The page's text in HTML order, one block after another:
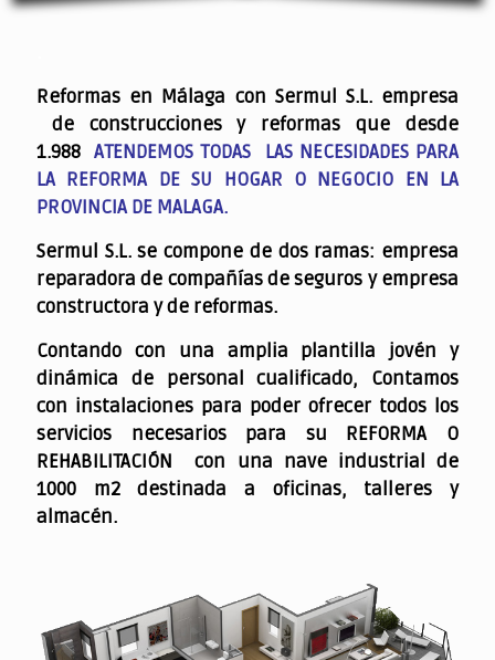
Reformas en Málaga con Sermul S.L. empresa
de construcciones y reformas que desde
1.988ATENDEMOS TODAS LAS NECESIDADES PARA
LA REFORMA DE SU HOGAR O NEGOCIO EN LA
PROVINCIA DE MALAGA.
Sermul S.L. se compone de dos ramas: empresa
reparadora de compañías de seguros y empresa
constructora y de reformas.
Contando con una amplia plantilla jovén y
dinámica de personal cualificado, Contamos
con instalaciones para poder ofrecer todos los
servicios necesarios para su REFORMA O
REHABILITACIÓN con una nave industrial de
1000 m2 destinada a oficinas, talleres y
almacén.